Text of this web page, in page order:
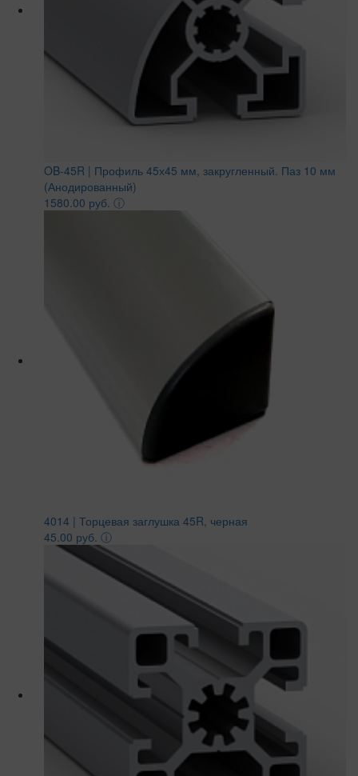
OB-45R | Профиль 45х45 мм, закругленный. Паз 10 мм
(Анодированный)
1580.00 руб. ⓘ
4014 | Торцевая заглушка 45R, черная
45.00 руб. ⓘ